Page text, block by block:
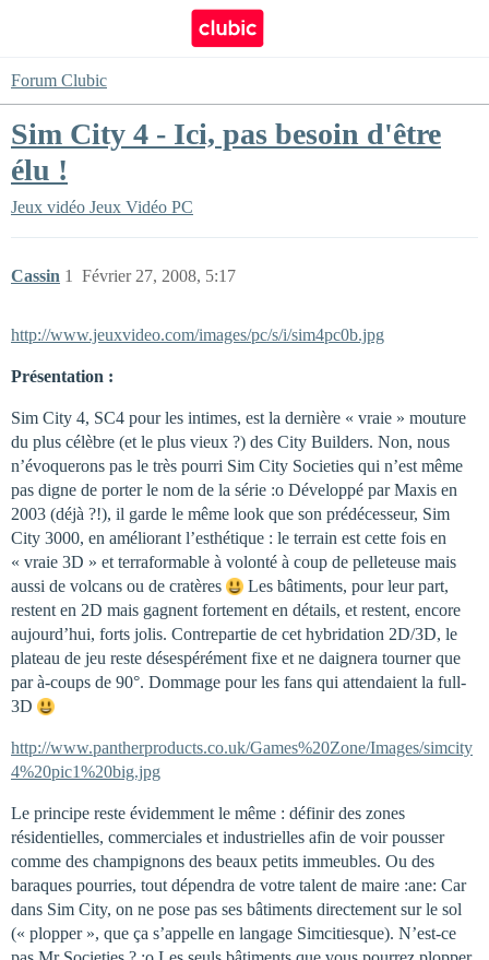
Forum Clubic
Sim City 4 - Ici, pas besoin d'être
élu !
Jeux vidéo Jeux Vidéo PC
Cassin Février 27, 2008, 5:17
1
http://www.jeuxvideo.com/images/pc/s/i/sim4pc0b.jpg
Présentation :
Sim City 4, SC4 pour les intimes, est la dernière « vraie » mouture
du plus célèbre (et le plus vieux ?) des City Builders. Non, nous
n’évoquerons pas le très pourri Sim City Societies qui n’est même
pas digne de porter le nom de la série :o Développé par Maxis en
2003 (déjà ?!), il garde le même look que son prédécesseur, Sim
City 3000, en améliorant l’esthétique : le terrain est cette fois en
« vraie 3D » et terraformable à volonté à coup de pelleteuse mais
aussi de volcans ou de cratères
Les bâtiments, pour leur part,
restent en 2D mais gagnent fortement en détails, et restent, encore
aujourd’hui, forts jolis. Contrepartie de cet hybridation 2D/3D, le
plateau de jeu reste désespérément fixe et ne daignera tourner que
par à-coups de 90°. Dommage pour les fans qui attendaient la full-
3D
http://www.pantherproducts.co.uk/Games%20Zone/Images/simcity
4%20pic1%20big.jpg
Le principe reste évidemment le même : définir des zones
résidentielles, commerciales et industrielles afin de voir pousser
comme des champignons des beaux petits immeubles. Ou des
baraques pourries, tout dépendra de votre talent de maire :ane: Car
dans Sim City, on ne pose pas ses bâtiments directement sur le sol
(« plopper », que ça s’appelle en langage Simcitiesque). N’est-ce